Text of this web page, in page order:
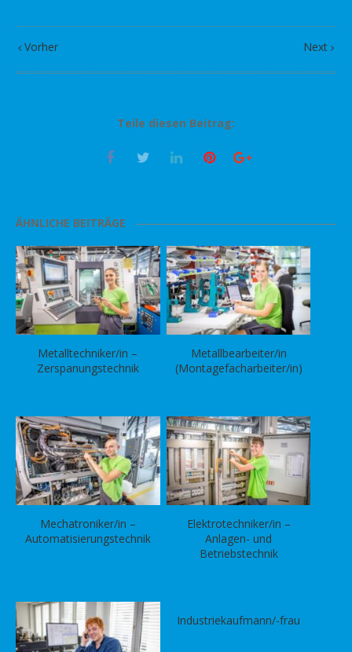
Vorher Next
Teile diesen Beitrag:
ÄHNLICHE BEITRÄGE
Metalltechniker/in –
Zerspanungstechnik
Metallbearbeiter/in
(Montagefacharbeiter/in)
Mechatroniker/in –
Automatisierungstechnik
Elektrotechniker/in –
Anlagen- und
Betriebstechnik
Industriekaufmann/-frau